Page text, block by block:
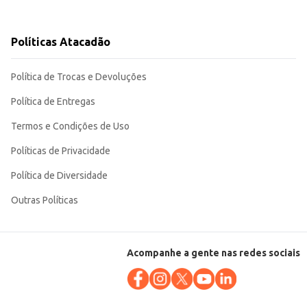
Políticas Atacadão
Política de Trocas e Devoluções
Política de Entregas
Termos e Condições de Uso
Políticas de Privacidade
Política de Diversidade
Outras Políticas
Acompanhe a gente nas redes sociais